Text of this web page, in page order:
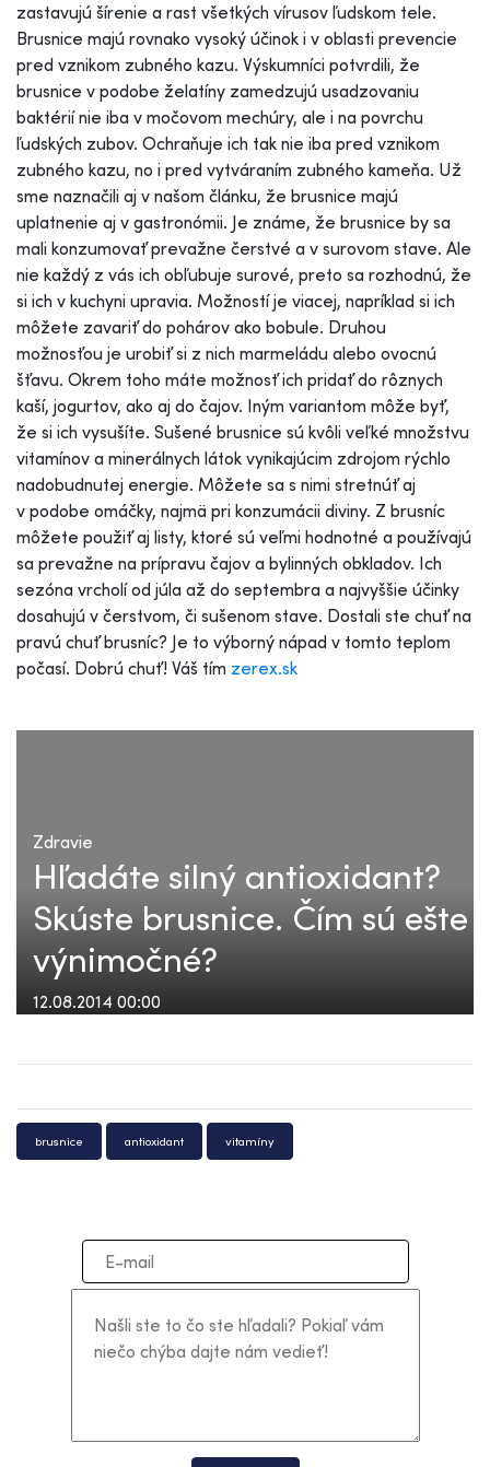
zastavujú šírenie a rast všetkých vírusov ľudskom tele.
Brusnice majú rovnako vysoký účinok i v oblasti prevencie
pred vznikom zubného kazu. Výskumníci potvrdili, že
brusnice v podobe želatíny zamedzujú usadzovaniu
baktérií nie iba v močovom mechúry, ale i na povrchu
ľudských zubov. Ochraňuje ich tak nie iba pred vznikom
zubného kazu, no i pred vytváraním zubného kameňa. Už
sme naznačili aj v našom článku, že brusnice majú
uplatnenie aj v gastronómii. Je známe, že brusnice by sa
mali konzumovať prevažne čerstvé a v surovom stave. Ale
nie každý z vás ich obľubuje surové, preto sa rozhodnú, že
si ich v kuchyni upravia. Možností je viacej, napríklad si ich
môžete zavariť do pohárov ako bobule. Druhou
možnosťou je urobiť si z nich marmeládu alebo ovocnú
šťavu. Okrem toho máte možnosť ich pridať do rôznych
kaší, jogurtov, ako aj do čajov. Iným variantom môže byť,
že si ich vysušíte. Sušené brusnice sú kvôli veľké množstvu
vitamínov a minerálnych látok vynikajúcim zdrojom rýchlo
nadobudnutej energie. Môžete sa s nimi stretnúť aj
v podobe omáčky, najmä pri konzumácii diviny. Z brusníc
môžete použiť aj listy, ktoré sú veľmi hodnotné a používajú
sa prevažne na prípravu čajov a bylinných obkladov. Ich
sezóna vrcholí od júla až do septembra a najvyššie účinky
dosahujú v čerstvom, či sušenom stave. Dostali ste chuť na
pravú chuť brusníc? Je to výborný nápad v tomto teplom
počasí. Dobrú chuť! Váš tím zerex.sk
Zdravie
Hľadáte silný antioxidant?
Skúste brusnice. Čím sú ešte
výnimočné?
12.08.2014 00:00
brusnice antioxidant vitamíny